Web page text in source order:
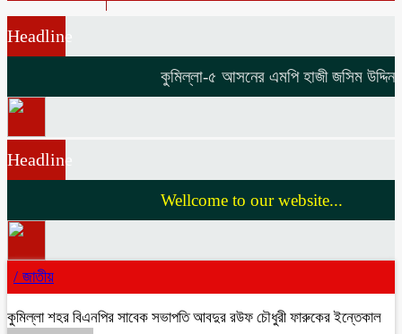
Headline
কুমিল্লা-৫ আসনের এমপি হাজী জসিম
Headline
Wellcome to our website...
/ জাতীয়
কুমিল্লা শহর বিএনপির সাবেক সভাপতি আবদুর রউফ চৌধুরী ফারুকের ইন্তেকাল